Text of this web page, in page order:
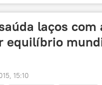
Marinha
laços com
equilíbrio
15:10